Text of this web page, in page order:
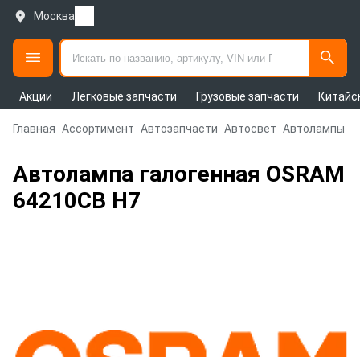
Москва
Акции Легковые запчасти Грузовые запчасти
Главная Ассортимент Автозапчасти Автосвет Автолампы
Автолампа галогенная OSRAM
64210CB H7